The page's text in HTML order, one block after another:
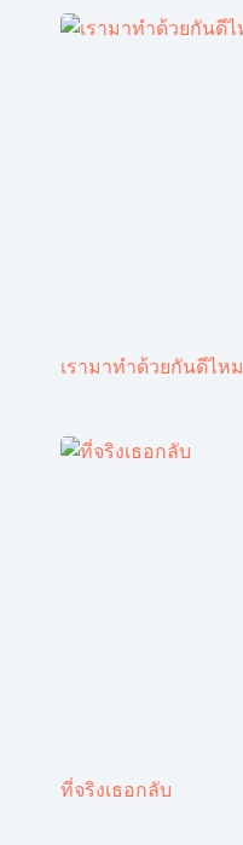
เรามาทำด้วยกันดีไหม
ที่จริงเธอกลับ